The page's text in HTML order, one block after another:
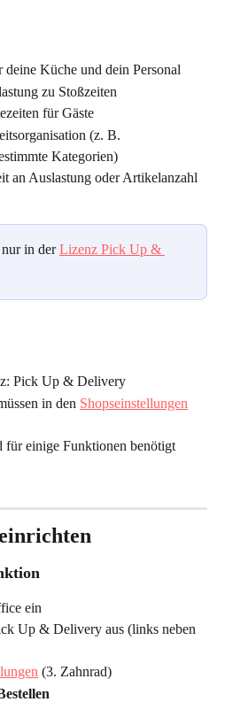
deine Küche und dein Personal
zu Stoßzeiten
für Gäste
(z. B.
Kategorien)
an Auslastung oder Artikelanzahl
in der Lizenz Pick Up &
Pick Up & Delivery
in den Shopseinstellungen
für einige Funktionen benötigt
ein
Up & Delivery aus (links neben
(3. Zahnrad)